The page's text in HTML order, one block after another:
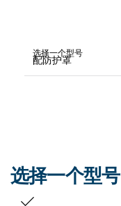
选择一个型号
选择一个型号